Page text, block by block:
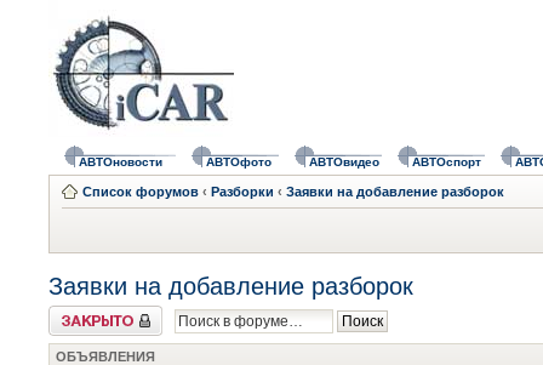
АВТОновости АВТОфото АВТОвидео АВТОспорт
Список форумов ‹ Разборки ‹ Заявки на добавление разборок
Заявки на добавление разборок
Форум закрыт
ОБЪЯВЛЕНИЯ